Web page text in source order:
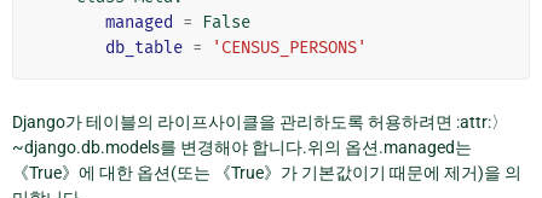
managed
= False
db_table = 'CENSUS_PERSONS'
Django가 테이블의 라이프사이클을 관리하도록 허용하려면 :attr:〉
~django.db.models를 변경해야 합니다.위의 옵션.managed는
《True》에 대한 옵션(또는 《True》가 기본값이기 때문에 제거)을 의